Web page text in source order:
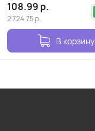
108.99 р.
2 724.75р.
В корзину